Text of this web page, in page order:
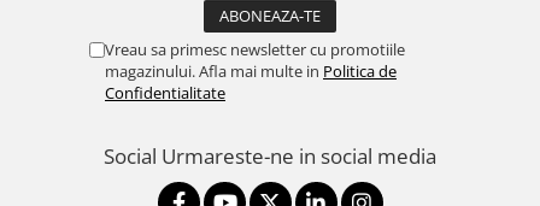
Vreau sa primesc newsletter cu promotiile
magazinului. Afla mai multe in Politica de
Confidentialitate
Social Urmareste-ne in social media